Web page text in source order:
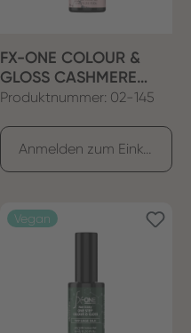
FX-ONE COLOUR &
GLOSS CASHMERE
CREME
Produktnummer: 02-145
Vegan